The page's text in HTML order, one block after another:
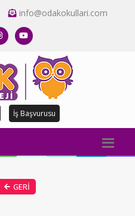
info@odakokullari.com
İş Başvurusu
GERI